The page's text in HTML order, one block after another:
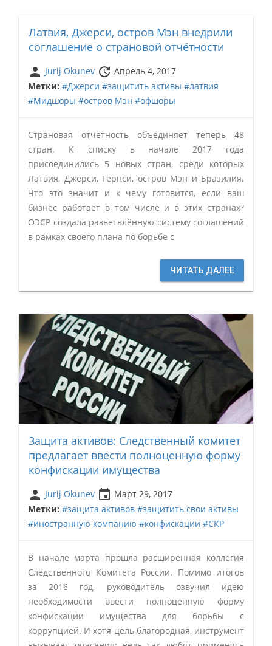
Латвия, Джерси, остров Мэн внедрили
соглашение о страновой отчётности
person Jurij Okunev update Апрель 4, 2017
Метки: #Джерси #защитить активы #латвия
#Мидшоры #остров Мэн #офшоры
Страновая отчётность объединяет теперь 48
стран. К списку в начале 2017 года
присоединились 5 новых стран, среди которых
Латвия, Джерси, Гернси, остров Мэн и Бразилия.
Что это значит и к чему готовится, если ваш
бизнес работает в том числе и в этих странах?
ОЭСР создала разветвлённую систему соглашений
в рамках своего плана по борьбе с
ЧИТАТЬ ДАЛЕЕ
Защита активов: Следственный комитет
предлагает ввести полноценную форму
конфискации имущества
person Jurij Okunev insert_invitation Март 29, 2017
Метки: #защита активов #защитить свои активы
#иностранную компанию #конфискации #СКР
В начале марта прошла расширенная коллегия
Следственного Комитета России. Помимо итогов
за 2016 год, руководитель озвучил идею
необходимости ввести полноценную форму
конфискации имущества для борьбы с
коррупцией. И хотя цель благородная, инструмент